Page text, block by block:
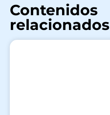
Contenidos
relacionados